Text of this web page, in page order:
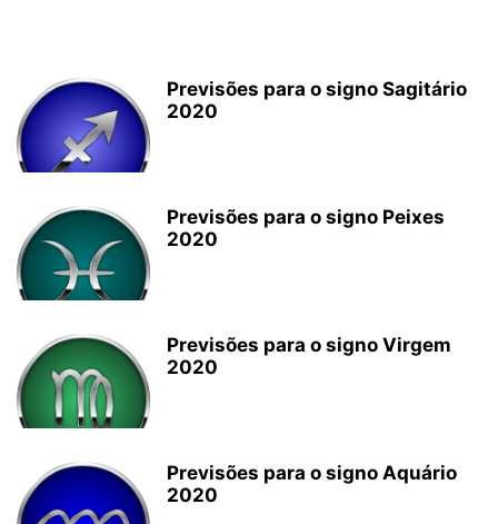
Previsões para o signo Sagitário
2020
Previsões para o signo Peixes
2020
Previsões para o signo Virgem
2020
Previsões para o signo Aquário
2020